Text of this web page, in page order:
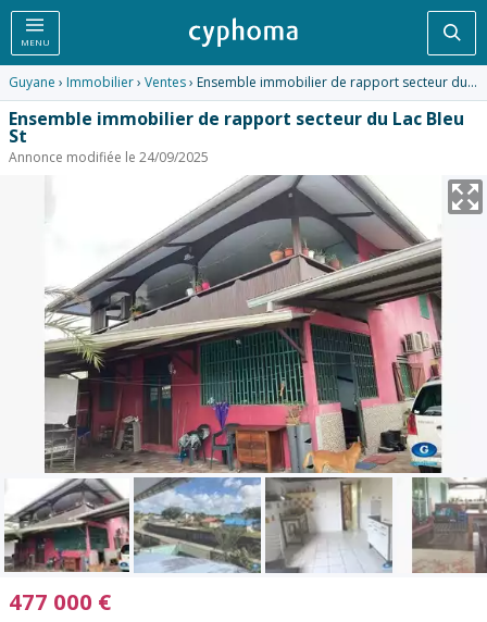
MENU
Guyane › Immobilier› Ventes› Ensemble immobilier de rapport secteur du Lac Bleu St
Ensemble immobilier de rapport secteur du Lac Bleu
St
Annonce modifiée le 24/09/2025
477 000 €